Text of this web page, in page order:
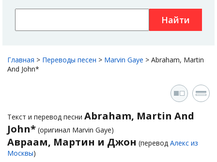
Найти
Главная > Переводы песен > Marvin Gaye > Abraham, Martin
And John*
Текст и перевод песни Abraham, Martin And
John* (оригинал Marvin Gaye)
Авраам, Мартин и Джон (перевод Алекс из
Москвы)